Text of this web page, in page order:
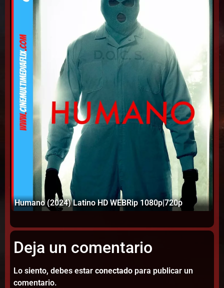
Humano (2024) Latino HD WEBRip 1080p|720p
Deja un comentario
Lo siento, debes estar conectado para publicar un
comentario.